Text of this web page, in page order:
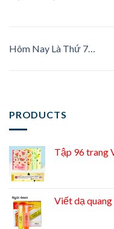
Hôm Nay Là Thứ 7…
PRODUCTS
Tập 96 trang
Viết dạ